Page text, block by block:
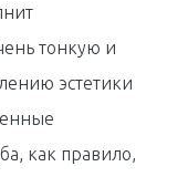
тонкую и
эстетики
как правило,